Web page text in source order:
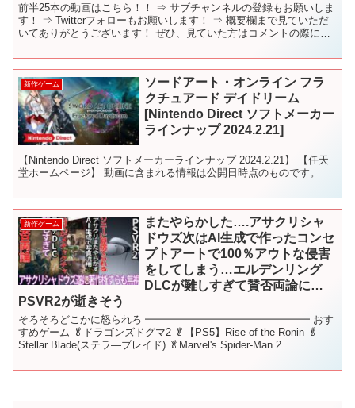
前半25本の動画はこちら！！ ⇒ サブチャンネルの登録もお願いしま
す！ ⇒ Twitterフォローもお願いします！ ⇒ 概要欄まで見ていただ
いてありがとうございます！ ぜひ、見ていた方はコメントの際に
新作ゲーム
ソードアート・オンライン フラ
クチュアード デイドリーム
[Nintendo Direct ソフトメーカー
ラインナップ 2024.2.21]
【Nintendo Direct ソフトメーカーラインナップ 2024.2.21】 【任天
堂ホームページ】 動画に含まれる情報は公開日時点のものです。
新作ゲーム
またやらかした….アサクリシャ
ドウズ次はAI生成で作ったコンセ
プトアートで100％アウトな侵害
をしてしまう…エルデンリング
DLCが難しすぎて賛否両論に…
PSVR2が逝きそう
そろそろどこかに怒られろ ━━━━━━━━━━━━━━━━ おす
すめゲーム 🥬ドラゴンズドグマ2 🥬【PS5】Rise of the Ronin 🥬
Stellar Blade(ステラ―ブレイド) 🥬Marvel's Spider-Man 2...